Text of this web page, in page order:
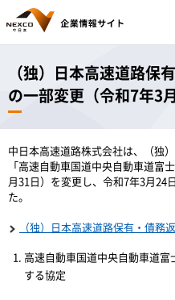
（独）日本高速道路保
の一部変更（令和7年3
中日本高速道路株式会社は、（独
「高速自動車国道中央自動車道富
月31日）を変更し、令和7年3月24
た。
（独）日本高速道路保有・債務
高速自動車国道中央自動車道
する協定